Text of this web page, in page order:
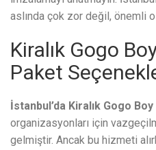
aslında çok zor değil, önemli
Kiralık Gogo
Paket
İstanbul’da Kiralık Gogo
organizasyonları için
gelmiştir. Ancak bu hizmeti